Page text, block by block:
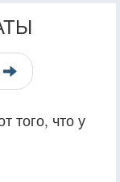
того, что у